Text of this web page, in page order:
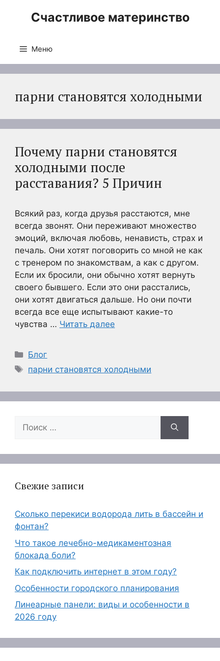
Счастливое материнство
Меню
парни становятся холодными
Почему парни становятся
холодными после
расставания? 5 Причин
Всякий раз, когда друзья расстаются, мне
всегда звонят. Они переживают множество
эмоций, включая любовь, ненависть, страх и
печаль. Они хотят поговорить со мной не как
с тренером по знакомствам, а как с другом.
Если их бросили, они обычно хотят вернуть
своего бывшего. Если это они расстались,
они хотят двигаться дальше. Но они почти
всегда все еще испытывают какие-то
чувства … Читать далее
Рубрики
Блог
Метки
парни становятся холодными
Поиск:
Свежие записи
Сколько перекиси водорода лить в бассейн и
фонтан?
Что такое лечебно-медикаментозная
блокада боли?
Как подключить интернет в этом году?
Особенности городского планирования
Линеарные панели: виды и особенности в
2026 году